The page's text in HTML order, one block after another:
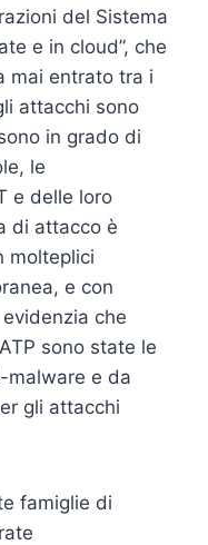
del Sistema
e in cloud”, che
mai entrato tra i
attacchi sono
in grado di
le
e delle loro
di attacco è
molteplici
e con
che
sono state le
malware e da
gli attacchi
famiglie di